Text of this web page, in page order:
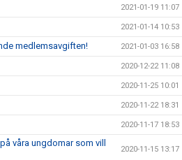
2021-01-19 11:07
2021-01-14 10:53
medlemsavgiften! 2021-01-03 16:58
2020-12-22 11:08
2020-11-25 10:01
2020-11-22 18:31
2020-11-17 18:53
våra ungdomar som vill
2020-11-15 13:17